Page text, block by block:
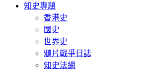
知史專題
香港史
國史
世界史
鴉片戰爭日誌
知史法網